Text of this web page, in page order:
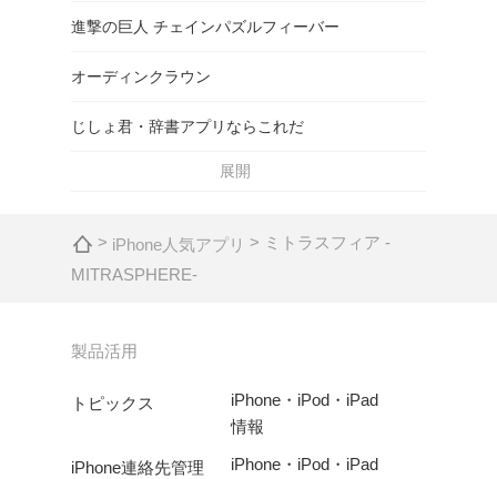
進撃の巨人 チェインパズルフィーバー
オーディンクラウン
じしょ君・辞書アプリならこれだ
展開
> iPhone人気アプリ > ミトラスフィア -
MITRASPHERE-
製品活用
トピックス
iPhone・iPod・iPad
情報
iPhone連絡先管理
iPhone・iPod・iPad